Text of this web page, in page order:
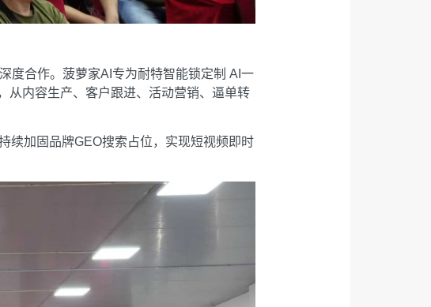
度合作。菠萝家AI专为耐特智能锁定制 AI一
从内容生产、客户跟进、活动营销、逼单转
续加固品牌GEO搜索占位，实现短视频即时